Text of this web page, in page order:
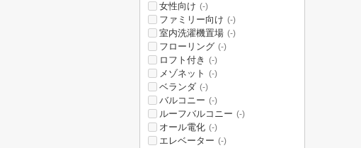
女性向け (-)
ファミリー向け (-)
室内洗濯機置場 (-)
フローリング (-)
ロフト付き (-)
メゾネット (-)
ベランダ (-)
バルコニー (-)
ルーフバルコニー (-)
オール電化 (-)
エレベーター (-)